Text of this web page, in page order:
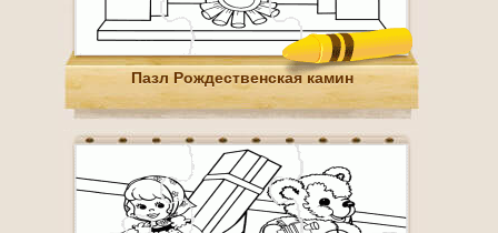
Пазл Рождественская камин